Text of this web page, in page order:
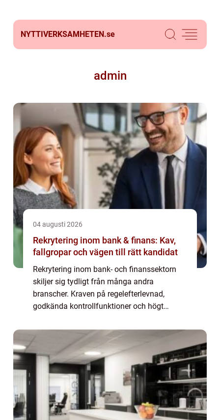
NYTTIVERKSAMHETEN.se
admin
04 augusti 2026
Rekrytering inom bank & finans: Kav,
fallgropar och vägen till rätt kandidat
Rekrytering inom bank- och finanssektorn
skiljer sig tydligt från många andra
branscher. Kraven på regelefterlevnad,
godkända kontrollfunktioner och högt
stor ...